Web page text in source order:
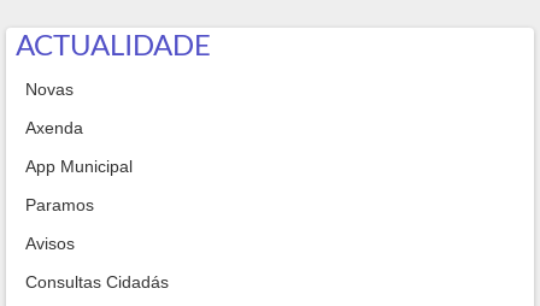
ACTUALIDADE
Novas
Axenda
App Municipal
Paramos
Avisos
Consultas Cidadás